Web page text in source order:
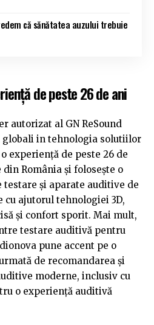
că sănătatea auzului trebuie
de peste 26 de ani
autorizat al GN ReSound
in tehnologia solutiilor
experiență de peste 26 de
România și folosește o
testare și aparate auditive de
ajutorul tehnologiei 3D,
și confort sporit. Mai mult,
testare auditivă pentru
pune accent pe o
de recomandarea și
moderne, inclusiv cu
o experiență auditivă